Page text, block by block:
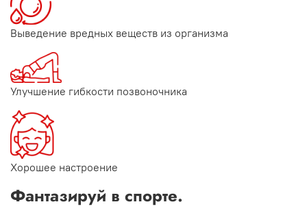
Выведение вредных веществ из организма
Улучшение гибкости позвоночника
Хорошее настроение
Фантазируй в спорте.